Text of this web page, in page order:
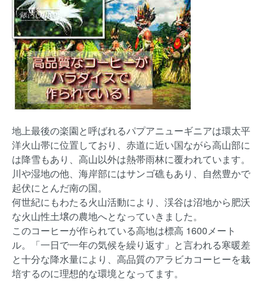
地上最後の楽園と呼ばれるパプアニューギニアは環太平
洋火山帯に位置しており、赤道に近い国ながら高山部に
は降雪もあり、高山以外は熱帯雨林に覆われています。
川や湿地の他、海岸部にはサンゴ礁もあり、自然豊かで
起伏にとんだ南の国。
何世紀にもわたる火山活動により、渓谷は沼地から肥沃
な火山性土壌の農地へとなっていきました。
このコーヒーが作られている高地は標高 1600メート
ル。「一日で一年の気候を繰り返す」と言われる寒暖差
と十分な降水量により、高品質のアラビカコーヒーを栽
培するのに理想的な環境となってます。